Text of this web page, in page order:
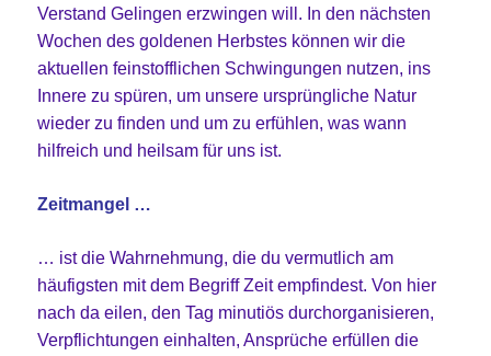
Verstand Gelingen erzwingen will. In den nächsten
Wochen des goldenen Herbstes können wir die
aktuellen feinstofflichen Schwingungen nutzen, ins
Innere zu spüren, um unsere ursprüngliche Natur
wieder zu finden und um zu erfühlen, was wann
hilfreich und heilsam für uns ist.
Zeitmangel …
… ist die Wahrnehmung, die du vermutlich am
häufigsten mit dem Begriff Zeit empfindest. Von hier
nach da eilen, den Tag minutiös durchorganisieren,
Verpflichtungen einhalten, Ansprüche erfüllen die